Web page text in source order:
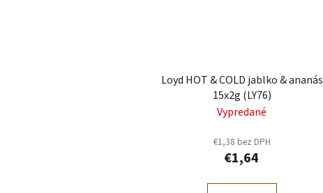
Loyd HOT & COLD jablko & ananás
15x2g (LY76)
Vypredané
€1,38 bez DPH
€1,64